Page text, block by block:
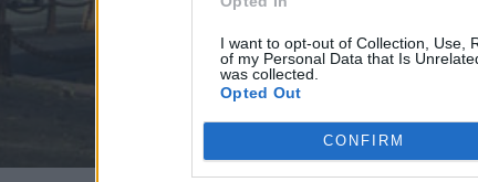
I want to opt-out of Collection, Use,
of my Personal Data that Is
was collected.
Opted Out
CONFIRM